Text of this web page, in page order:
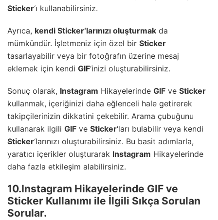
Sticker‘ı kullanabilirsiniz.
Ayrıca, kendi Sticker‘larınızı oluşturmak da
mümkündür. İşletmeniz için özel bir Sticker
tasarlayabilir veya bir fotoğrafın üzerine mesaj
eklemek için kendi GIF‘inizi oluşturabilirsiniz.
Sonuç olarak, Instagram Hikayelerinde GIF ve Sticker
kullanmak, içeriğinizi daha eğlenceli hale getirerek
takipçilerinizin dikkatini çekebilir. Arama çubuğunu
kullanarak ilgili GIF ve Sticker‘ları bulabilir veya kendi
Sticker‘larınızı oluşturabilirsiniz. Bu basit adımlarla,
yaratıcı içerikler oluşturarak Instagram Hikayelerinde
daha fazla etkileşim alabilirsiniz.
10.Instagram Hikayelerinde GIF ve
Sticker Kullanımı ile İlgili Sıkça Sorulan
Sorular.